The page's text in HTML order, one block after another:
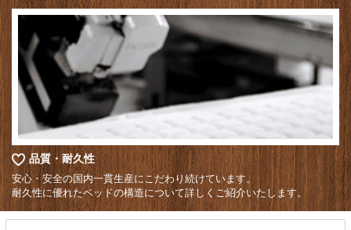
品質・耐久性
安心・安全の国内一貫生産にこだわり続けています。
耐久性に優れたベッドの構造について詳しくご紹介いたします。